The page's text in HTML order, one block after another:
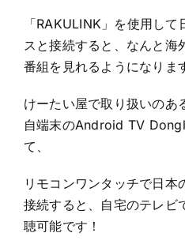
「RAKULINK」を使用し
スと接続すると、なんと海
番組を見れるようになりま
けーたい屋で取り扱いのあ
自端末のAndroid TV
て、
リモコンワンタッチで日本
接続すると、自宅のテレビ
聴可能です！